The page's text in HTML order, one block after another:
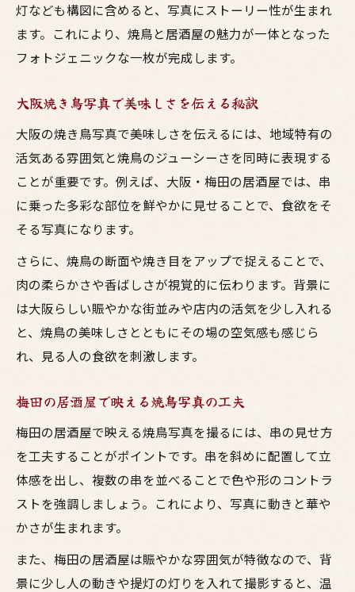
灯なども構図に含めると、写真にストーリー性が生まれ
ます。これにより、焼鳥と居酒屋の魅力が一体となった
フォトジェニックな一枚が完成します。
大阪焼き鳥写真で美味しさを伝える秘訣
大阪の焼き鳥写真で美味しさを伝えるには、地域特有の
活気ある雰囲気と焼鳥のジューシーさを同時に表現する
ことが重要です。例えば、大阪・梅田の居酒屋では、串
に乗った多彩な部位を鮮やかに見せることで、食欲をそ
そる写真になります。
さらに、焼鳥の断面や焼き目をアップで捉えることで、
肉の柔らかさや香ばしさが視覚的に伝わります。背景に
は大阪らしい賑やかな街並みや店内の活気を少し入れる
と、焼鳥の美味しさとともにその場の空気感も感じら
れ、見る人の食欲を刺激します。
梅田の居酒屋で映える焼鳥写真の工夫
梅田の居酒屋で映える焼鳥写真を撮るには、串の見せ方
を工夫することがポイントです。串を斜めに配置して立
体感を出し、複数の串を並べることで色や形のコントラ
ストを強調しましょう。これにより、写真に動きと華や
かさが生まれます。
また、梅田の居酒屋は賑やかな雰囲気が特徴なので、背
景に少し人の動きや提灯の灯りを入れて撮影すると、温